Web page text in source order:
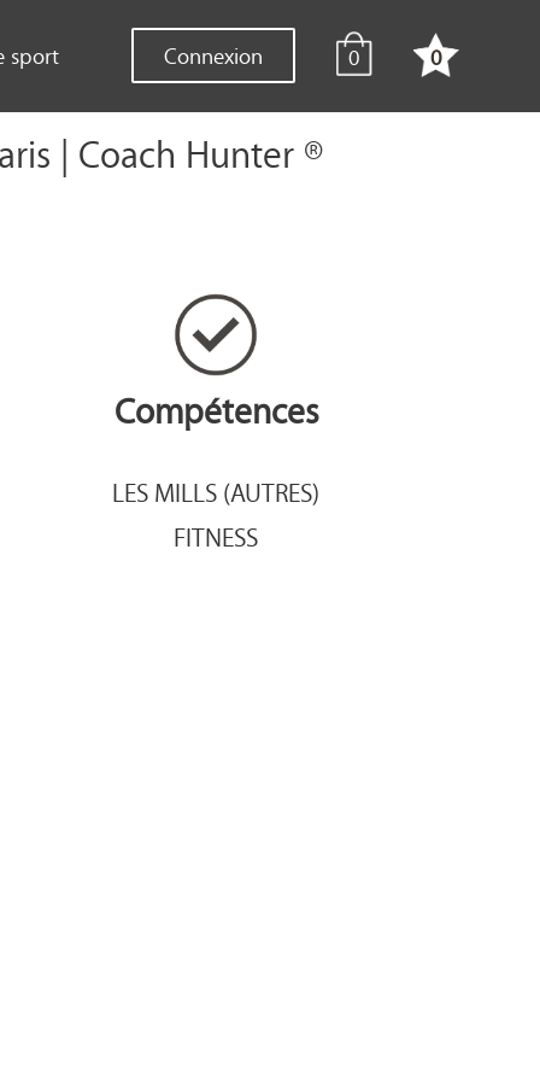
Connexion 0 0
sport
| Coach Hunter ®
Compétences
LES MILLS (AUTRES)
FITNESS